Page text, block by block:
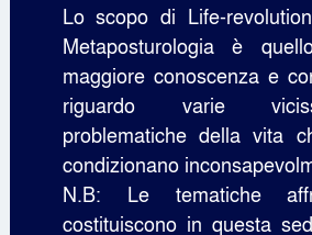
Lo scopo di Life-
Metaposturologia è
maggiore conoscenza e
riguardo varie
problematiche della vita
condizionano
N.B: Le tematiche
costituiscono in questa